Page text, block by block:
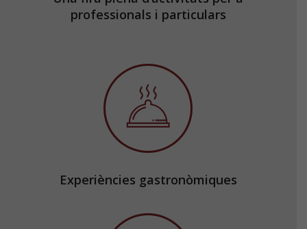
professionals i particulars
Experiències gastronòmiques